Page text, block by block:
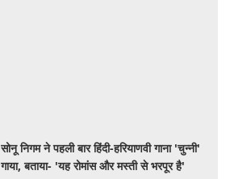
सोनू निगम ने पहली बार हिंदी-हरियाणवी गाना 'चुन्नी'
गाया, बताया- 'यह रोमांस और मस्ती से भरपूर है'